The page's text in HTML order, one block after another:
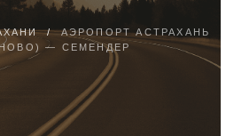
/АЭРОПОРТ АСТРАХАНЬ
— СЕМЕНДЕР